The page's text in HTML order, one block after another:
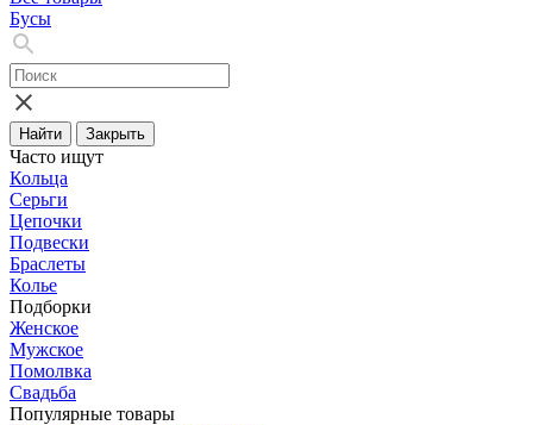
Бусы
Найти Закрыть
Часто ищут
Кольца
Серьги
Цепочки
Подвески
Браслеты
Колье
Подборки
Женское
Мужское
Помолвка
Свадьба
Популярные товары